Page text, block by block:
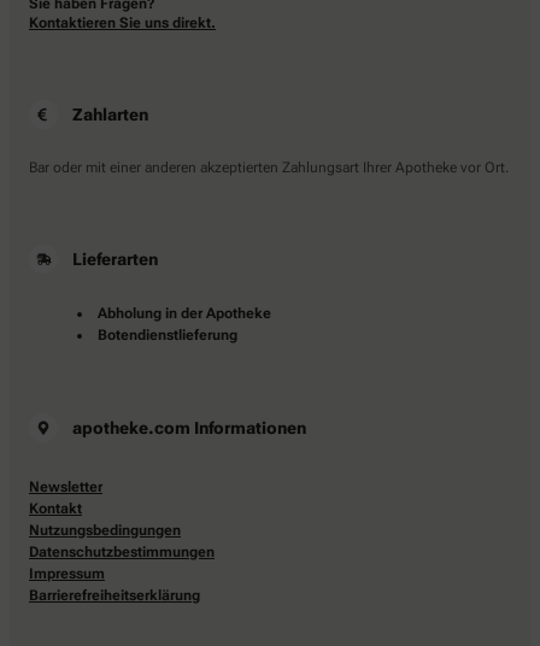
Sie haben Fragen?
Kontaktieren Sie uns direkt.
Zahlarten
Bar oder mit einer anderen akzeptierten Zahlungsart Ihrer Apotheke vor Ort.
Lieferarten
Abholung in der Apotheke
Botendienstlieferung
apotheke.com Informationen
Newsletter
Kontakt
Nutzungsbedingungen
Datenschutzbestimmungen
Impressum
Barrierefreiheitserklärung